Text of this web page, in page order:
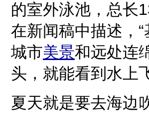
的室外泳池，总长
在新闻稿中描述，
城市美景和远处连
头，就能看到水上
夏天就是要去海边